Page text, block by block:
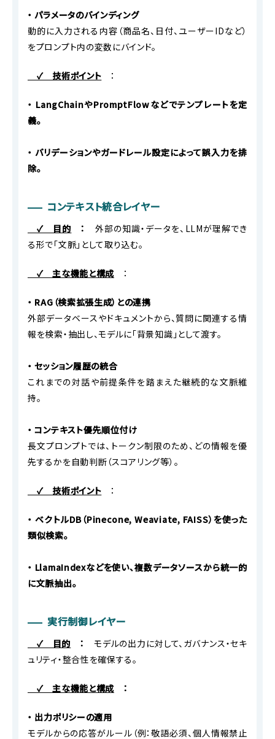
・ パラメータのバインディング
動的に入力される内容（商品名、日付、ユーザーIDなど）
をプロンプト内の変数にバインド。
✓ 技術ポイント ：
・ LangChainやPromptFlowなどでテンプレートを定
義。
・ バリデーションやガードレール設定によって誤入力を排
除。
コンテキスト統合レイヤー
✓ 目的 ：
外部の知識・データを、LLMが理解でき
る形で「文脈」として取り込む。
✓ 主な機能と構成 ：
・ RAG（検索拡張生成）との連携
外部データベースやドキュメントから、質問に関連する情
報を検索・抽出し、モデルに「背景知識」として渡す。
・ セッション履歴の統合
これまでの対話や前提条件を踏まえた継続的な文脈維
持。
・ コンテキスト優先順位付け
長文プロンプトでは、トークン制限のため、どの情報を優
先するかを自動判断（スコアリング等）。
✓ 技術ポイント ：
・ ベクトルDB（Pinecone, Weaviate, FAISS）を使った
類似検索。
・ LlamaIndexなどを使い、複数データソースから統一的
に文脈抽出。
実行制御レイヤー
✓ 目的 ：
モデルの出力に対して、ガバナンス・セキ
ュリティ・整合性を確保する。
✓ 主な機能と構成 ：
・ 出力ポリシーの適用
モデルからの応答がルール（例：敬語必須、個人情報禁止